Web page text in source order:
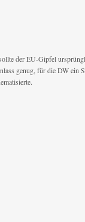
der EU-Gipfel
genug, für die DW ein